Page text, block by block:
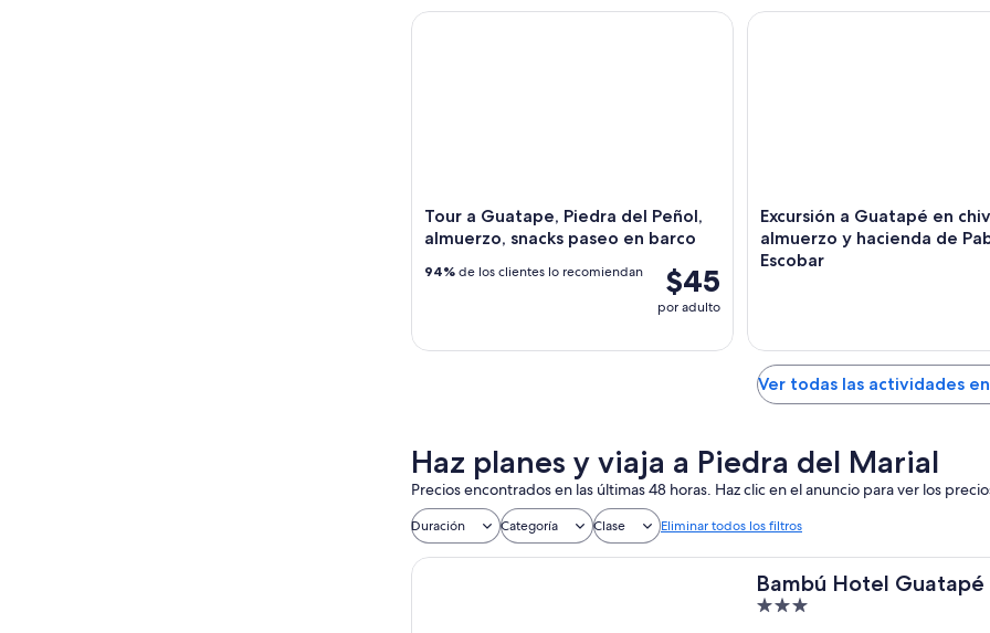
Tour a Guatape, Piedra del Peñol,
almuerzo, snacks paseo en barco
$45
por adulto
94% de los clientes lo recomiendan
Tour a Guatape, Piedra del Peñol, almuerzo, snacks paseo en barco
Excursión a Guatapé en
almuerzo y hacienda de
Escobar
Excursión a Guatapé en chiva
Ver todas las actividades
Haz planes y viaja a Piedra del Marial
Precios encontrados en las últimas 48 horas. Haz clic en el anuncio para ver los
Duración Categoría Clase Eliminar todos los filtros
Bambú Hotel Guatapé
3